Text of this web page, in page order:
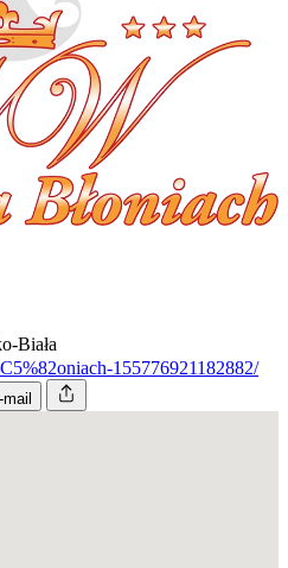
Biała
155776921182882/